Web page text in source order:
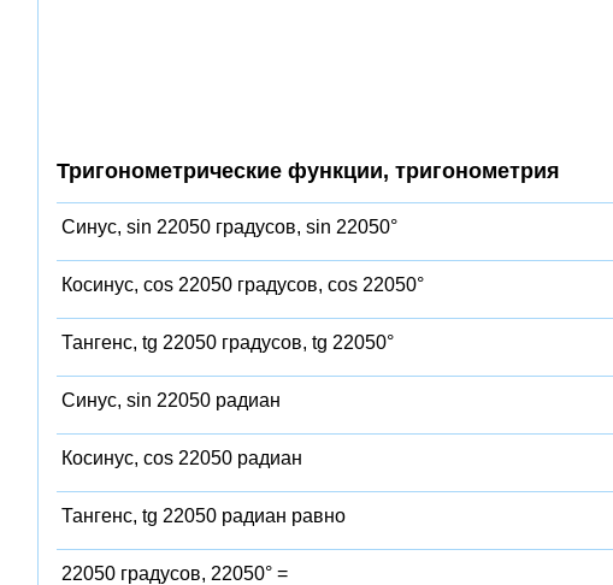
Тригонометрические функции, тригонометрия
Синус, sin 22050 градусов, sin 22050°
Косинус, cos 22050 градусов, cos 22050°
Тангенс, tg 22050 градусов, tg 22050°
Синус, sin 22050 радиан
Косинус, cos 22050 радиан
Тангенс, tg 22050 радиан равно
22050 градусов, 22050° =